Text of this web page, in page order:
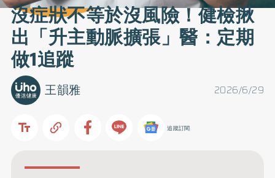
沒症狀不等於沒風險！健檢揪
出「升主動脈擴張」醫：定期
做1追蹤
2026/6/29
王韻雅
追蹤訂閱